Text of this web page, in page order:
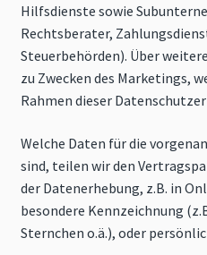
Hilfsdienste sowie
Rechtsberater,
Steuerbehörden). Über
zu Zwecken des Marketings,
Rahmen dieser
Welche Daten für die
sind, teilen wir den
der Datenerhebung, z.B. in
besondere Kennzeichnung
Sternchen o.ä.), oder